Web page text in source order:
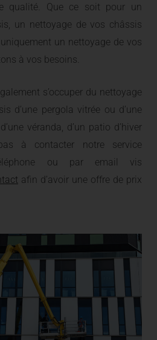
qualité. Que ce soit pour un
un nettoyage de vos châssis
un nettoyage de vos
à vos besoins.
s’occuper du nettoyage
d’une pergola vitrée ou d’une
véranda, d’un patio d’hiver
à contacter notre service
ou par email vis
afin d’avoir une offre de prix